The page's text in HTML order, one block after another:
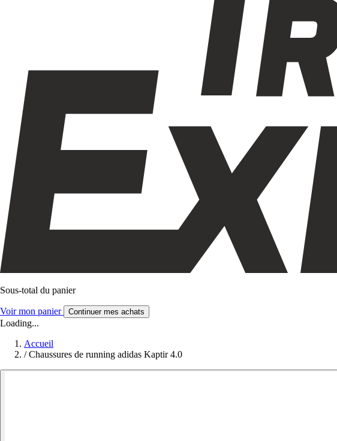
Sous-total du panier
Voir mon panier Continuer mes achats
Loading...
Accueil
/ Chaussures de running adidas Kaptir 4.0